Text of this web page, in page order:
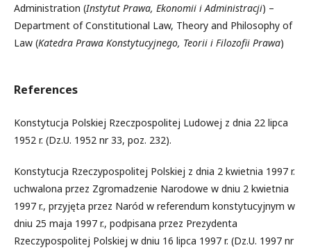
Administration (Instytut Prawa, Ekonomii i Administracji) –
Department of Constitutional Law, Theory and Philosophy of
Law (Katedra Prawa Konstytucyjnego, Teorii i Filozofii Prawa)
References
Konstytucja Polskiej Rzeczpospolitej Ludowej z dnia 22 lipca
1952 r. (Dz.U. 1952 nr 33, poz. 232).
Konstytucja Rzeczypospolitej Polskiej z dnia 2 kwietnia 1997 r.
uchwalona przez Zgromadzenie Narodowe w dniu 2 kwietnia
1997 r., przyjęta przez Naród w referendum konstytucyjnym w
dniu 25 maja 1997 r., podpisana przez Prezydenta
Rzeczypospolitej Polskiej w dniu 16 lipca 1997 r. (Dz.U. 1997 nr